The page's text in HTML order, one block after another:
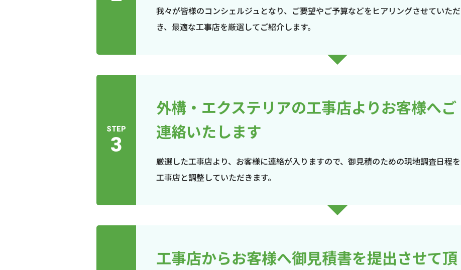
我々が皆様のコンシェルジュとなり、ご要望やご予算などをヒアリングさせていただ
き、最適な工事店を厳選してご紹介します。
STEP
3
外構・エクステリアの工事店よりお客様へご
連絡いたします
厳選した工事店より、お客様に連絡が入りますので、御見積のための現地調査日程を
工事店と調整していただきます。
工事店からお客様へ御見積書を提出させて頂